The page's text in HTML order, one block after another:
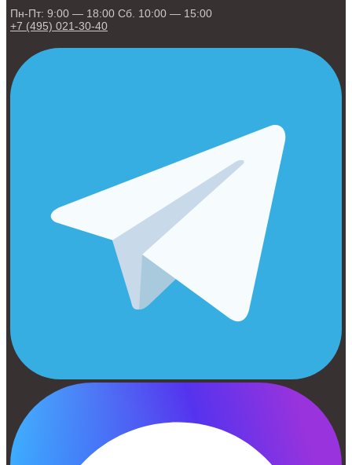
Пн-Пт: 9:00 — 18:00 Сб. 10:00 — 15:00
+7 (495) 021-30-40